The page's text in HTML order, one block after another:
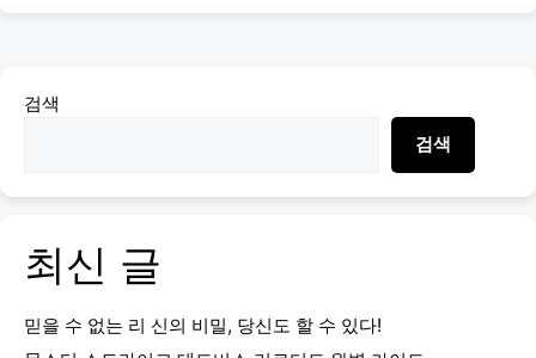
검색
검색
최신 글
믿을 수 없는 리 신의 비밀, 당신도 할 수 있다!